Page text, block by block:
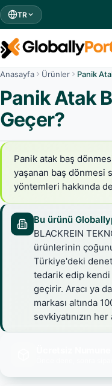
TR
Anasayfa Ürünler Panik
Panik Atak
Geçer?
Panik atak baş
yaşanan baş dönmesi
yöntemleri hakkında
Bu ürünü
BLACKREIN
ürünlerinin
Türkiye'deki
tedarik edip
geçirir. Aracı ya
markası altında
sevkiyatınızın